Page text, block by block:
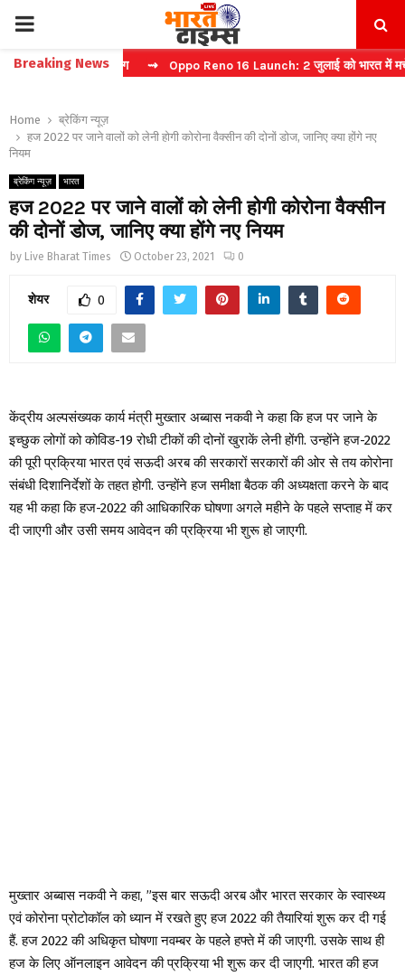
PRIMARY
MENU
Breaking News
फास्ट टिकट बुकिंग ⇝ Oppo Reno 16 Launch: 2 जुलाई को भारत में मचेगा
Home
ब्रेकिंग न्यूज़
हज 2022 पर जाने वालों को लेनी होगी कोरोना वैक्सीन की दोनों डोज, जानिए क्या होंगे नए
नियम
ब्रेकिंग न्यूज़ भारत
हज 2022 पर जाने वालों को लेनी होगी कोरोना वैक्सीन
की दोनों डोज, जानिए क्या होंगे नए नियम
by Live Bharat Times October 23, 2021 0
शेयर 0
केंद्रीय अल्पसंख्यक कार्य मंत्री मुख्तार अब्बास नकवी ने कहा कि हज पर जाने के
इच्छुक लोगों को कोविड-19 रोधी टीकों की दोनों खुराकें लेनी होंगी. उन्होंने हज-2022
की पूरी प्रक्रिया भारत एवं सऊदी अरब की सरकारों सरकारों की ओर से तय कोरोना
संबंधी दिशानिर्देशों के तहत होगी. उन्होंने हज समीक्षा बैठक की अध्यक्षता करने के बाद
यह भी कहा कि हज-2022 की आधिकारिक घोषणा अगले महीने के पहले सप्ताह में कर
दी जाएगी और उसी समय आवेदन की प्रक्रिया भी शुरू हो जाएगी.
मुख्तार अब्बास नकवी ने कहा, ”इस बार सऊदी अरब और भारत सरकार के स्वास्थ्य
एवं कोरोना प्रोटोकॉल को ध्यान में रखते हुए हज 2022 की तैयारियां शुरू कर दी गई
हैं. हज 2022 की अधिकृत घोषणा नवम्बर के पहले हफ्ते में की जाएगी. उसके साथ ही
हज के लिए ऑनलाइन आवेदन की प्रक्रिया भी शुरू कर दी जाएगी. भारत की हज